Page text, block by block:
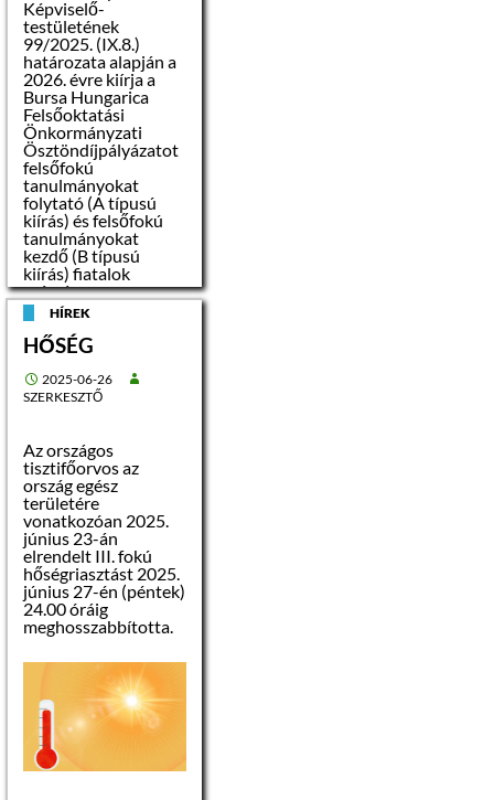
Képviselő-
testületének
99/2025. (IX.8.)
határozata alapján a
2026. évre kiírja a
Bursa Hungarica
Felsőoktatási
Önkormányzati
Ösztöndíjpályázatot
felsőfokú
tanulmányokat
folytató (A típusú
kiírás) és felsőfokú
tanulmányokat
kezdő (B típusú
kiírás) fiatalok
számára.
A program keretében
olyan szociálisan
hátrányos helyzetű
folyósítható az
ösztöndíj, akik a
illetékességi
területén lakóhellyel
rendelkeznek,
felsőoktatási
intézményben
(felsőoktatási
hallgatói jogviszony
keretében) teljes
idejű (nappali
tagozatos)
képzésben vesznek
A pályázat
rögzítésének és az
önkormányzathoz
történő
benyújtásának
határideje: 2025.
november 4.
HÍREK
HŐSÉG
2025-06-26
SZERKESZTŐ
Az országos
tisztifőorvos az
ország egész
területére
vonatkozóan 2025.
június 23-án
elrendelt III. fokú
hőségriasztást 2025.
június 27-én (péntek)
24.00 óráig
meghosszabbította.